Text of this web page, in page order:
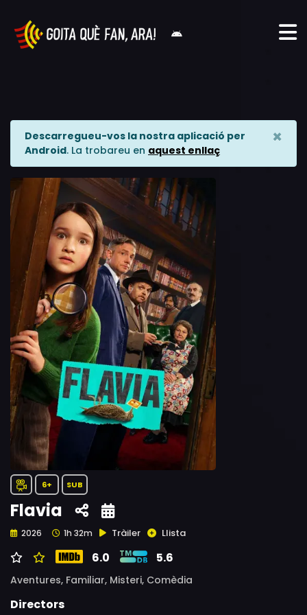
Descarregueu-vos la nostra aplicació per
Android. La trobareu en aquest enllaç
×
6+ SUB
Flavia
2026 1h 32m Tràiler Llista
6.0 5.6
Aventures, Familiar, Misteri, Comèdia
Directors